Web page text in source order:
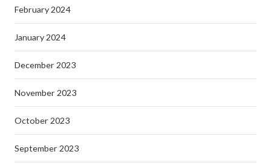
February 2024
January 2024
December 2023
November 2023
October 2023
September 2023